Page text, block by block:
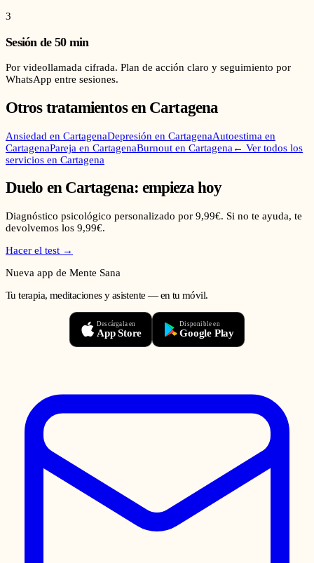
3
Sesión de 50 min
Por videollamada cifrada. Plan de acción claro y seguimiento por
WhatsApp entre sesiones.
Otros tratamientos en Cartagena
Ansiedad en CartagenaDepresión en CartagenaAutoestima en
CartagenaPareja en CartagenaBurnout en Cartagena ← Ver todos los
servicios en Cartagena
Duelo en Cartagena: empieza hoy
Diagnóstico psicológico personalizado por 9,99€. Si no te ayuda, te
devolvemos los 9,99€.
Hacer el test →
Nueva app de Mente Sana
Tu terapia, meditaciones y asistente — en tu móvil.
Descárgala en
App Store
Disponible en
Google Play